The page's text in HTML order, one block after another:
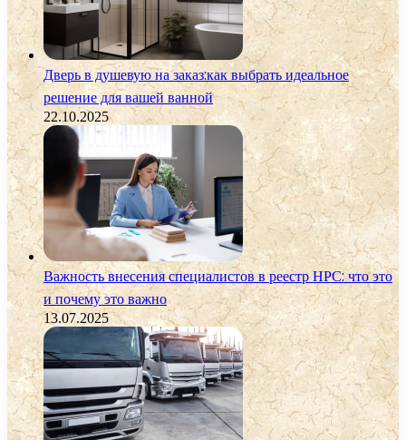
Дверь в душевую на заказ:как выбрать идеальное
решение для вашей ванной
22.10.2025
Важность внесения специалистов в реестр НРС: что это
и почему это важно
13.07.2025